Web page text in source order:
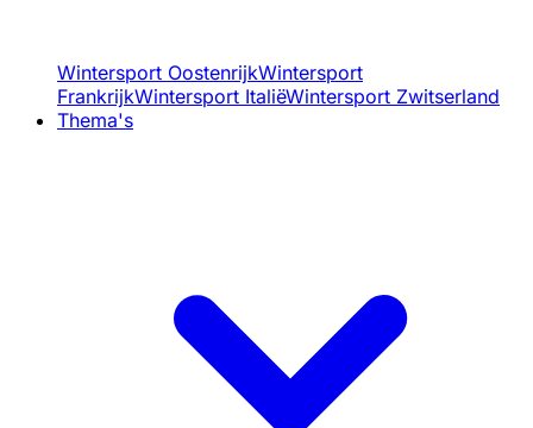
Wintersport OostenrijkWintersport
FrankrijkWintersport ItaliëWintersport Zwitserland
Thema's